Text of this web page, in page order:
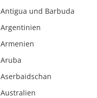
Antigua und Barbuda
Argentinien
Armenien
Aruba
Aserbaidschan
Australien